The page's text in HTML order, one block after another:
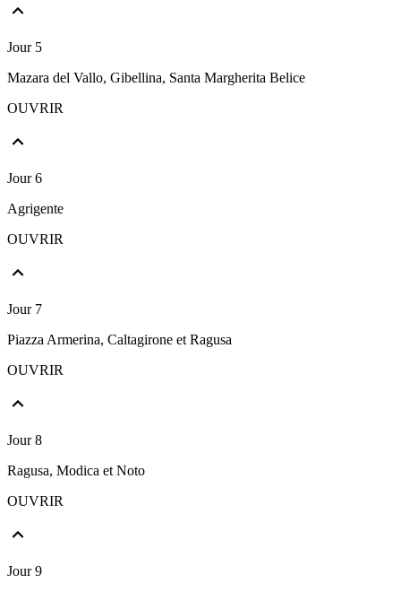
Jour 5
Mazara del Vallo, Gibellina, Santa Margherita Belice
OUVRIR
Jour 6
Agrigente
OUVRIR
Jour 7
Piazza Armerina, Caltagirone et Ragusa
OUVRIR
Jour 8
Ragusa, Modica et Noto
OUVRIR
Jour 9